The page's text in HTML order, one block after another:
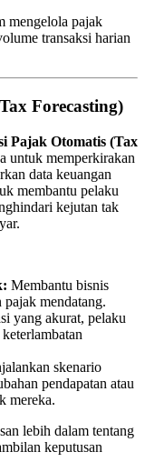
mengelola pajak
transaksi harian
Forecasting)
Pajak Otomatis (Tax
untuk memperkirakan
data keuangan
membantu pelaku
kejutan tak
Membantu bisnis
mendatang.
yang akurat, pelaku
skenario
pendapatan atau
mereka.
lebih dalam tentang
keputusan